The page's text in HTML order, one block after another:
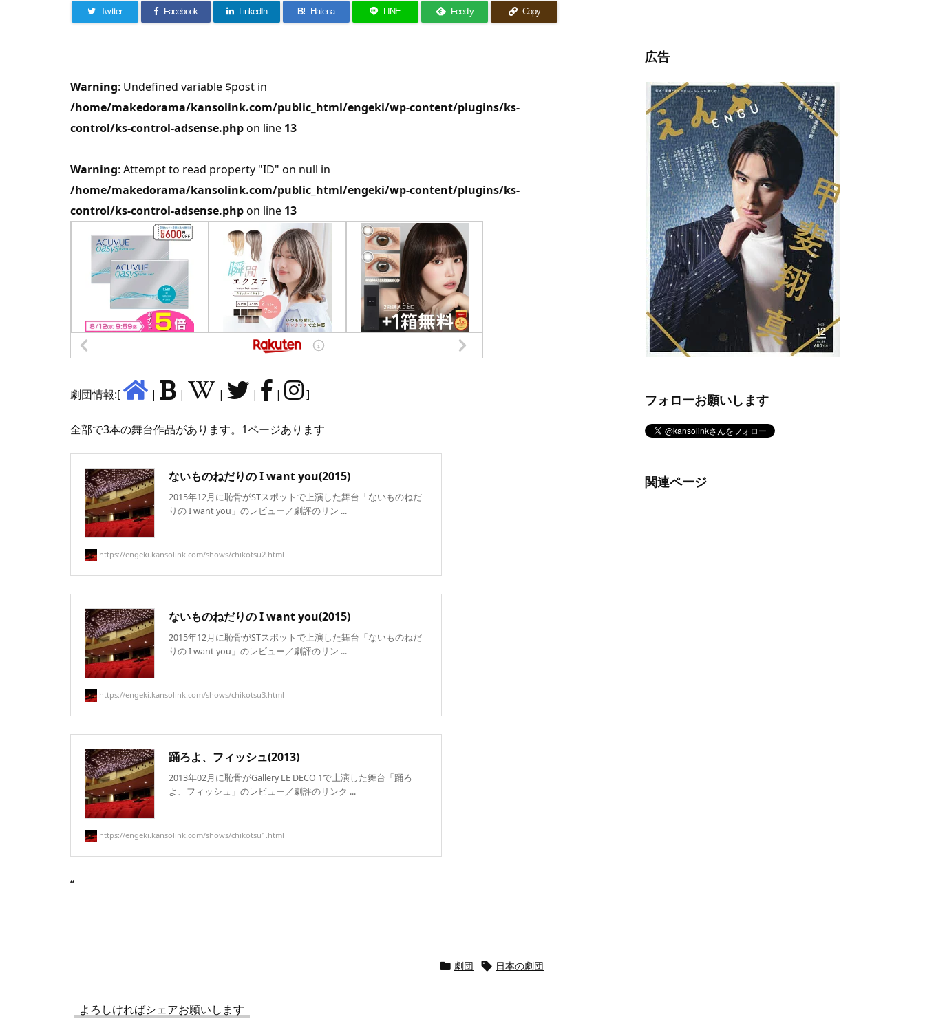
Twitter Facebook LinkedIn B! Hatena LINE Feedly Copy
Warning: Undefined variable $post in
/home/makedorama/kansolink.com/public_html/engeki/wp-content/plugins/ks-
control/ks-control-adsense.phpon line 13
Warning: Attempt to read property "ID" on null in
/home/makedorama/kansolink.com/public_html/engeki/wp-content/plugins/ks-
control/ks-control-adsense.phpon line 13
劇団情報:[ | | | | | ]
全部で3本の舞台作品があります。1ページあります
ないものねだりの I want you(2015)
2015年12月に恥骨がSTスポットで上演した舞台「ないものねだ
りの I want you」のレビュー／劇評のリン ...
https://engeki.kansolink.com/shows/chikotsu2.html
ないものねだりの I want you(2015)
2015年12月に恥骨がSTスポットで上演した舞台「ないものねだ
りの I want you」のレビュー／劇評のリン ...
https://engeki.kansolink.com/shows/chikotsu3.html
踊ろよ、フィッシュ(2013)
2013年02月に恥骨がGallery LE DECO 1で上演した舞台「踊ろ
よ、フィッシュ」のレビュー／劇評のリンク ...
https://engeki.kansolink.com/shows/chikotsu1.html
“
 劇団  日本の劇団
よろしければシェアお願いします
広告
フォローお願いします
関連ページ